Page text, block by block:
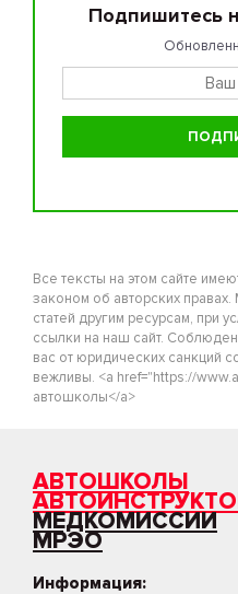
Подпишитесь
Все тексты на этом сайте
законом об авторских
статей другим ресурсам, при
ссылки на наш сайт.
вас от юридических санкций
вежливы. <a href="https://
автошколы</a>
АВТОШКОЛЫ
МЕДКОМИССИИ
МРЭО
Информация: